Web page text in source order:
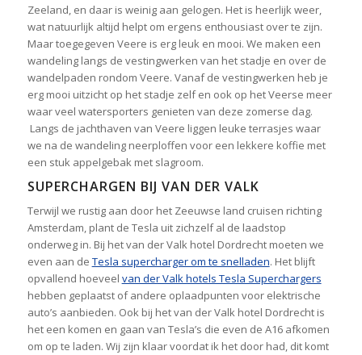
Zeeland, en daar is weinig aan gelogen. Het is heerlijk weer,
wat natuurlijk altijd helpt om ergens enthousiast over te zijn.
Maar toegegeven Veere is erg leuk en mooi. We maken een
wandeling langs de vestingwerken van het stadje en over de
wandelpaden rondom Veere. Vanaf de vestingwerken heb je
erg mooi uitzicht op het stadje zelf en ook op het Veerse meer
waar veel watersporters genieten van deze zomerse dag.
Langs de jachthaven van Veere liggen leuke terrasjes waar
we na de wandeling neerploffen voor een lekkere koffie met
een stuk appelgebak met slagroom.
SUPERCHARGEN BIJ VAN DER VALK
Terwijl we rustig aan door het Zeeuwse land cruisen richting
Amsterdam, plant de Tesla uit zichzelf al de laadstop
onderweg in. Bij het van der Valk hotel Dordrecht moeten we
even aan de Tesla supercharger om te snelladen. Het blijft
opvallend hoeveel van der Valk hotels Tesla Superchargers
hebben geplaatst of andere oplaadpunten voor elektrische
auto’s aanbieden. Ook bij het van der Valk hotel Dordrecht is
het een komen en gaan van Tesla’s die even de A16 afkomen
om op te laden. Wij zijn klaar voordat ik het door had, dit komt